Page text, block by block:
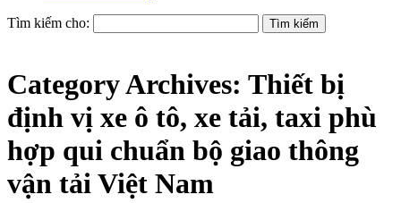
Tìm kiếm cho:
Category Archives: Thiết bị
định vị xe ô tô, xe tải, taxi phù
hợp qui chuẩn bộ giao thông
vận tải Việt Nam